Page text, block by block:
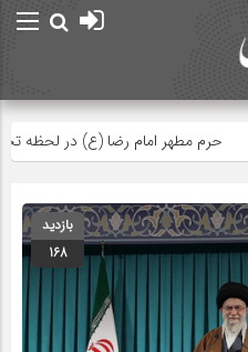
حرم مطهر امام رضا (ع) در لحظه تحویل
بازدید
168